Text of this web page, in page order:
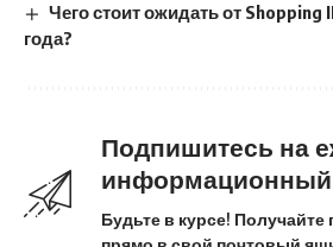
Чего стоит ожидать от Shopping
года?
Подпишитесь на
Будьте в курсе! Получайте